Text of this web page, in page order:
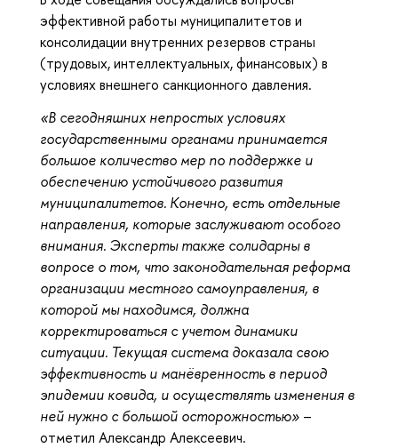
эффективной работы муниципалитетов и
консолидации внутренних резервов страны
(трудовых, интеллектуальных, финансовых) в
условиях внешнего санкционного давления.
«В сегодняшних непростых условиях
государственными органами принимается
большое количество мер по поддержке и
обеспечению устойчивого развития
муниципалитетов. Конечно, есть отдельные
направления, которые заслуживают особого
внимания. Эксперты также солидарны в
вопросе о том, что законодательная реформа
организации местного самоуправления, в
которой мы находимся, должна
корректироваться с учетом динамики
ситуации. Текущая система доказала свою
эффективность и манёвренность в период
эпидемии ковида, и осуществлять изменения в
ней нужно с большой осторожностью» –
отметил Александр Алексеевич.